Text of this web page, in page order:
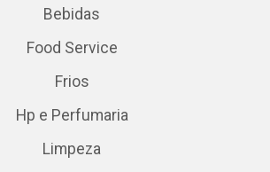
Bebidas
Food Service
Frios
Hp e Perfumaria
Limpeza